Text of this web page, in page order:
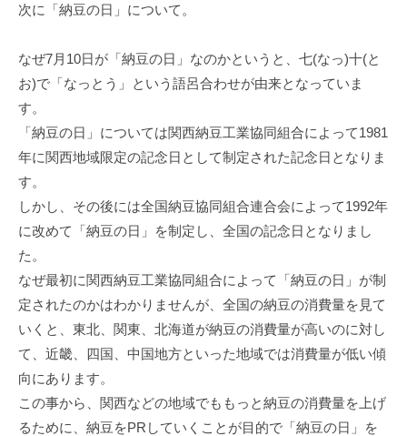
次に「納豆の日」について。
なぜ7月10日が「納豆の日」なのかというと、七(なっ)十(と
お)で「なっとう」という語呂合わせが由来となっていま
す。
「納豆の日」については関西納豆工業協同組合によって1981
年に関西地域限定の記念日として制定された記念日となりま
す。
しかし、その後には全国納豆協同組合連合会によって1992年
に改めて「納豆の日」を制定し、全国の記念日となりまし
た。
なぜ最初に関西納豆工業協同組合によって「納豆の日」が制
定されたのかはわかりませんが、全国の納豆の消費量を見て
いくと、東北、関東、北海道が納豆の消費量が高いのに対し
て、近畿、四国、中国地方といった地域では消費量が低い傾
向にあります。
この事から、関西などの地域でももっと納豆の消費量を上げ
るために、納豆をPRしていくことが目的で「納豆の日」を